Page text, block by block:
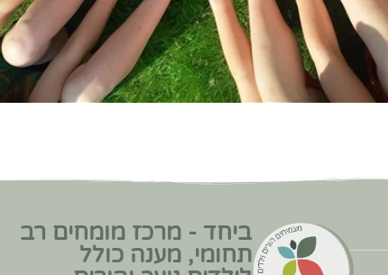
ביחד - מרכז מומחים רב
תחומי, מענה כולל